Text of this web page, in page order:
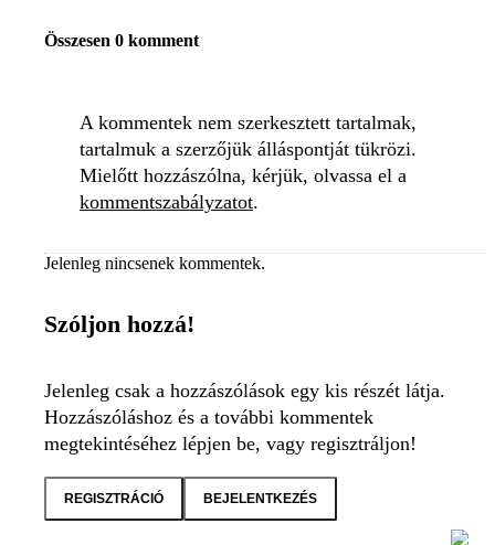
Összesen 0 komment
A kommentek nem szerkesztett tartalmak,
tartalmuk a szerzőjük álláspontját tükrözi.
Mielőtt hozzászólna, kérjük, olvassa el a
kommentszabályzatot.
Jelenleg nincsenek kommentek.
Szóljon hozzá!
Jelenleg csak a hozzászólások egy kis részét látja.
Hozzászóláshoz és a további kommentek
megtekintéséhez lépjen be, vagy regisztráljon!
REGISZTRÁCIÓ BEJELENTKEZÉS